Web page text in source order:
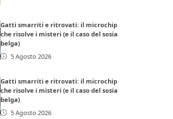
Gatti smarriti e ritrovati: il microchip
che risolve i misteri (e il caso del sosia
belga)
5 Agosto 2026
Gatti smarriti e ritrovati: il microchip
che risolve i misteri (e il caso del sosia
belga)
5 Agosto 2026